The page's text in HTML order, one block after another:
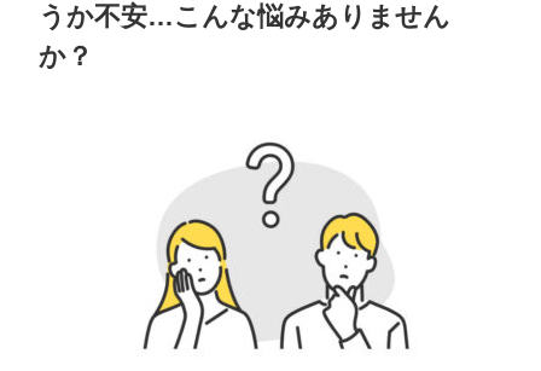
うか不安…こんな悩みありません
か？